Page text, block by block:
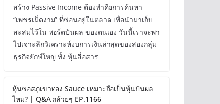
สร้าง Passive Income ต้องทำคือการค้นหา
“เพชรเม็ดงาม” ที่ซ่อนอยู่ในตลาด เพื่อนำมาเก็บ
สะสมไว้ใน พอร์ตปันผล ของตนเอง วันนี้เราจะพา
ไปเจาะลึกวิเคราะห์งบการเงินล่าสุดของสองกลุ่ม
ธุรกิจยักษ์ใหญ่ ทั้ง หุ้นสื่อสาร
หุ้นซอสภูเขาทอง Sauce เหมาะถือเป็นหุ้นปันผล
ไหม? | Q&A กล้วยๆ EP.1166